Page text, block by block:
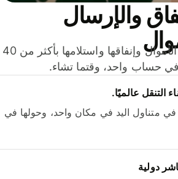
والإرسال
وفّر المال عند إرسال الأموال وإنفاقها واستلامها بأكثر من 40
حساب واحد، وقتما تشاء.
التنقل عالميًا.
متناول اليد في مكان واحد، وحولها في
دولية